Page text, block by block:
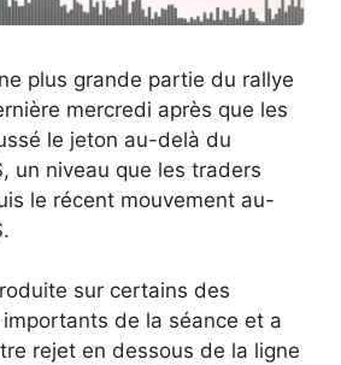
plus grande partie du rallye
mercredi après que les
le jeton au-delà du
un niveau que les traders
le récent mouvement au-
sur certains des
de la séance et a
rejet en dessous de la ligne